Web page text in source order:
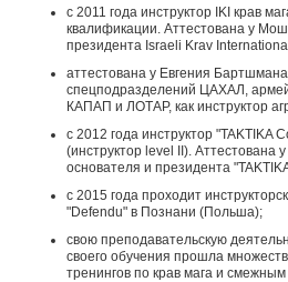
с 2011 года инструктор IKI крав
квалификации. Аттестована у
президента Israeli Krav
аттестована у Евгения
спецподразделений ЦАХАЛ,
КАПАП и ЛОТАР, как инструктор
с 2012 года инструктор "TAKTIKA
(инструктор level II). Аттестована
основателя и президента
с 2015 года проходит
"Defendu" в Познани (Польша);
свою преподавательскую
своего обучения прошла
тренингов по крав мага и